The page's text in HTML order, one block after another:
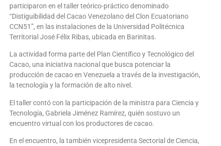
participaron en el taller teórico-práctico denominado
“Distiguibilidad del Cacao Venezolano del Clon Ecuatoriano
CCN51”, en las instalaciones de la Universidad Politécnica
Territorial José Félix Ribas, ubicada en Barinitas.
La actividad forma parte del Plan Científico y Tecnológico del
Cacao, una iniciativa nacional que busca potenciar la
producción de cacao en Venezuela a través de la investigación,
la tecnología y la formación de alto nivel.
El taller contó con la participación de la ministra para Ciencia y
Tecnología, Gabriela Jiménez Ramírez, quién sostuvo un
encuentro virtual con los productores de cacao.
En el encuentro, la también vicepresidenta Sectorial de Ciencia,